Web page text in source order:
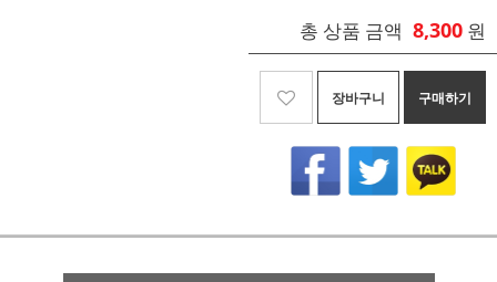
총 상품 금액 8,300 원
장바구니 구매하기